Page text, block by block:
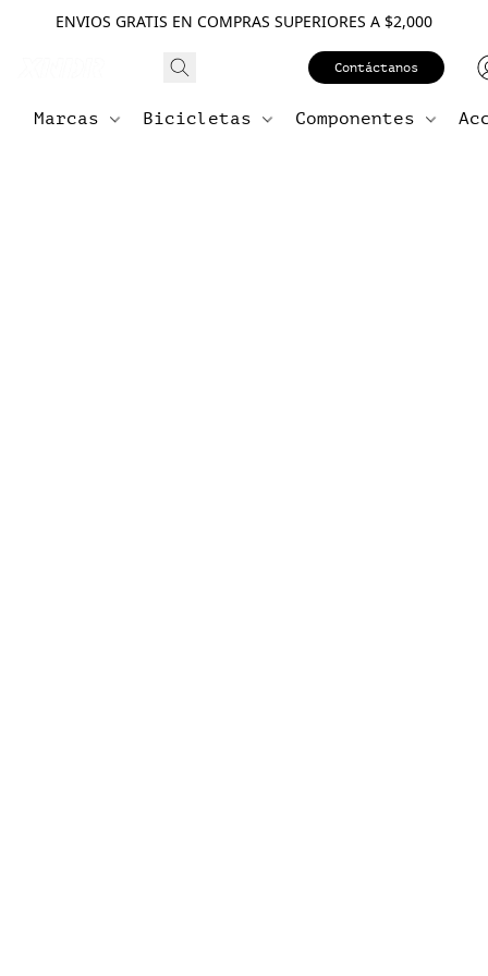
ENVIOS GRATIS EN COMPRAS SUPERIORES A $2,000
Contáctanos
Marcas Bicicletas Componentes